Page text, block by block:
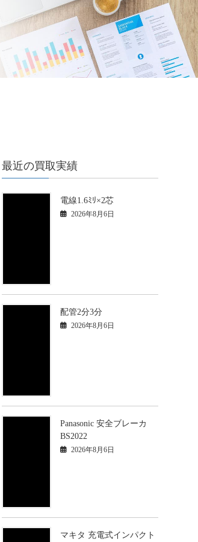
最近の買取実績
電線1.6ﾐﾘ×2芯
2026年8月6日
配管2分3分
2026年8月6日
Panasonic 安全ブレーカ
BS2022
2026年8月6日
マキタ 充電式インパクト